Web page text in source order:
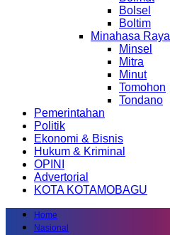
Bolsel
Boltim
Minahasa Raya
Minsel
Mitra
Minut
Tomohon
Tondano
Pemerintahan
Politik
Ekonomi & Bisnis
Hukum & Kriminal
OPINI
Advertorial
KOTA KOTAMOBAGU
Home
Nasional